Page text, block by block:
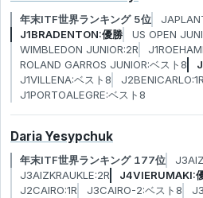
年末ITF世界ランキング 5位
J1BRADENTON:優勝
US OPEN
WIMBLEDON JUNIOR:2R
ROLAND GARROS JUNIOR:ベスト8
J1VILLENA:ベスト8
J2BENICARLO:1R
J1PORTOALEGRE:ベスト8
Daria Yesypchuk
年末ITF世界ランキング 177位
J3AIZKRAUKLE:2R
J4VIERUMAKI:
J2CAIRO:1R
J3CAIRO-2:ベスト8